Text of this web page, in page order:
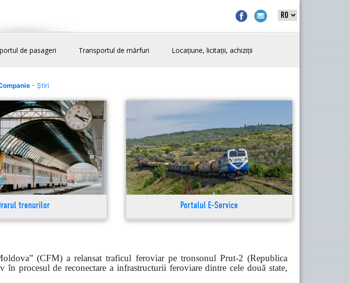
de pasageri Transportul de mărfuri Locațiune, licitații, achiziții
- Știri
trenurilor Portalul E-Service
(CFM) a relansat traficul feroviar pe tronsonul Prut-2 (Republica
procesul de reconectare a infrastructurii feroviare dintre cele două state,